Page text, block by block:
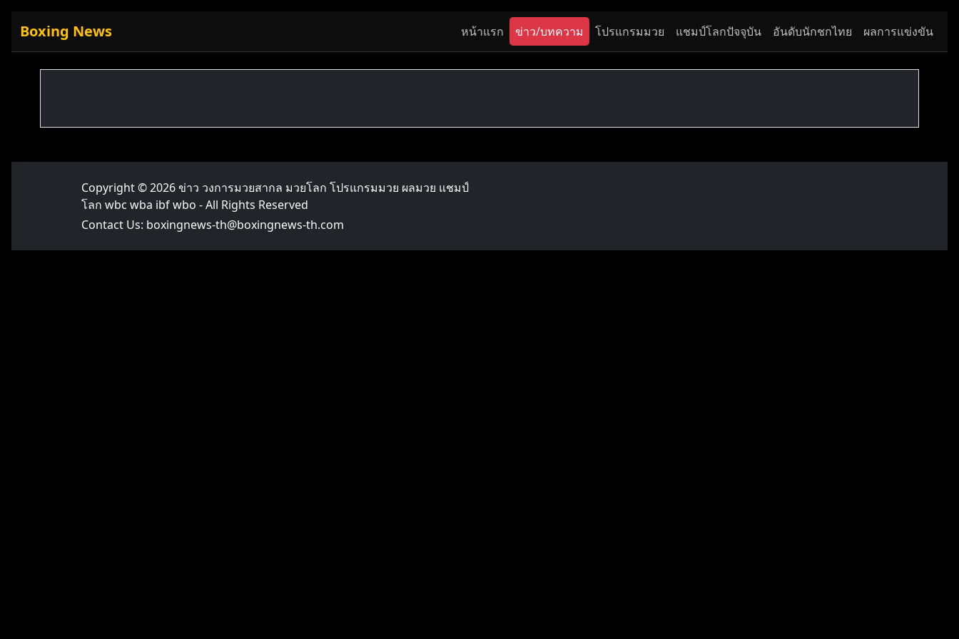
Boxing News หน้าแรก ข่าว/บทความ โปรแกรมมวย แชมป์โลกปัจจุบัน อันดับนักชกไทย ผลการแข่งขัน
Copyright © 2026ข่าว วงการมวยสากล มวยโลก โปรแกรมมวย ผลมวย แชมป์
โลก wbc wba ibf wbo - All Rights Reserved
Contact Us: boxingnews-th@boxingnews-th.com